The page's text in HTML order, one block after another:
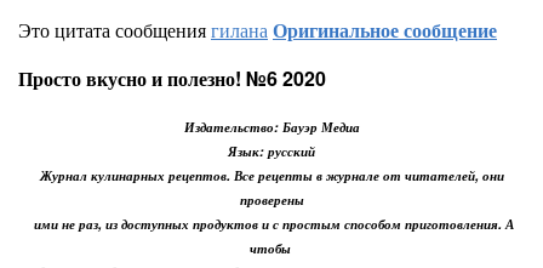
Это цитата сообщениягиланаОригинальное сообщение
Просто вкусно и полезно! №6 2020
Издательство: Бауэр Медиа
Язык: русский
Журнал кулинарных рецептов. Все рецепты в журнале от читателей, они
проверены
ими не раз, из доступных продуктов и с простым способом приготовления. А
чтобы